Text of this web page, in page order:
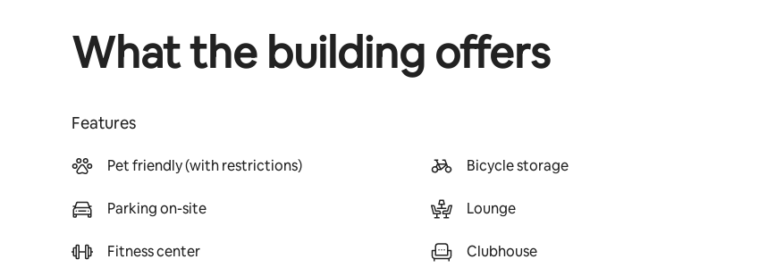
What the building offers
Features
Pet friendly (with restrictions)
Parking on-site
Fitness center
Bicycle storage
Lounge
Clubhouse